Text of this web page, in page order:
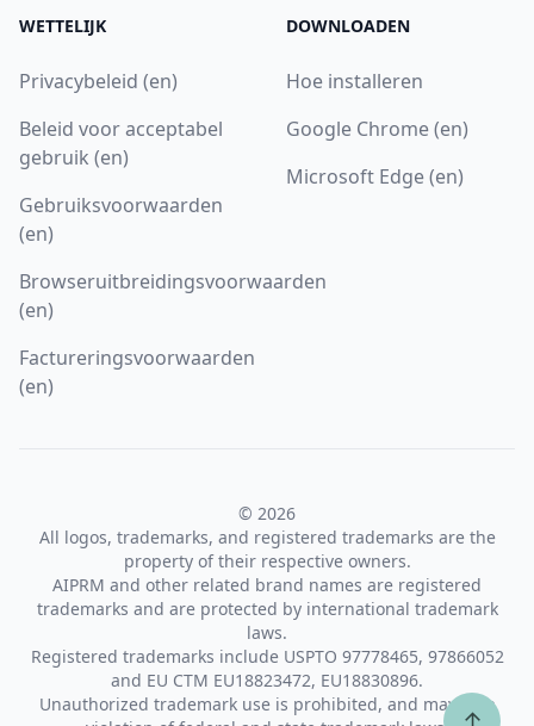
WETTELIJK
Privacybeleid (en)
Beleid voor acceptabel
gebruik (en)
Gebruiksvoorwaarden
(en)
Browseruitbreidingsvoorwaarden
(en)
Factureringsvoorwaarden
(en)
DOWNLOADEN
Hoe installeren
Google Chrome (en)
Microsoft Edge (en)
© 2026
All logos, trademarks, and registered trademarks are the
property of their respective owners.
AIPRM and other related brand names are registered
trademarks and are protected by international trademark
laws.
Registered trademarks include USPTO 97778465, 97866052
and EU CTM EU18823472, EU18830896.
Unauthorized trademark use is prohibited, and may be a